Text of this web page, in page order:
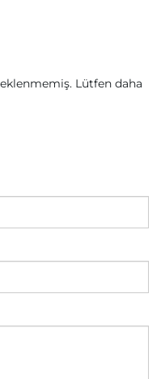
Lütfen daha